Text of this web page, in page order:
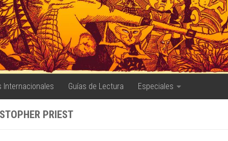
Internacionales Guías de Lectura Especiales
PRIEST